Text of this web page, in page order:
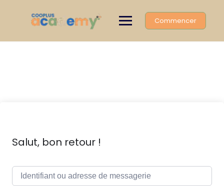
Commencer
Salut, bon retour !